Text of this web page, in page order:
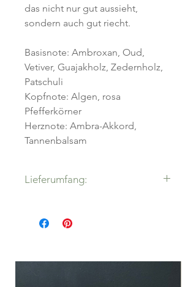
das nicht nur gut aussieht,
sondern auch gut riecht.
Basisnote: Ambroxan, Oud,
Vetiver, Guajakholz, Zedernholz,
Patschuli
Kopfnote: Algen, rosa
Pfefferkörner
Herznote: Ambra-Akkord,
Tannenbalsam
Lieferumfang: